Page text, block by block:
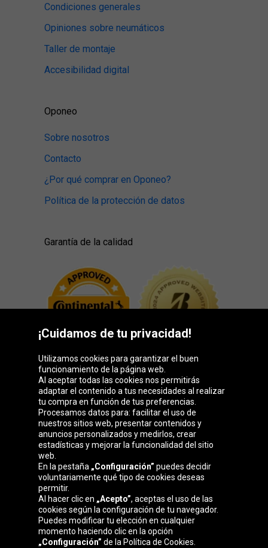
Condiciones generales
Opiniones sobre neumáticos
Taller de montaje
Accesibilidad digital
Oponeo
Sobre nosotros
Contacto
¿Por qué comprar en Oponeo?
Política de la protección de datos
Garantía de la calidad
Grupo Oponeo
Belgique
republika
France Italia Magyarország Nederland
¡Cuidamos de tu privacidad!
Utilizamos cookies para garantizar el buen
funcionamiento de la página web.
Al aceptar todas las cookies nos permitirás
adaptar el contenido a tus necesidades al realizar
tu compra en función de tus preferencias.
Procesamos datos para: facilitar el uso de
nuestros sitios web, presentar contenidos y
anuncios personalizados y medirlos, crear
estadísticas y mejorar la funcionalidad del sitio
web.
En la pestaña „Configuración” puedes decidir
voluntariamente qué tipo de cookies deseas
permitir.
Al hacer clic en „Acepto”, aceptas el uso de las
cookies según la configuración de tu navegador.
Puedes modificar tu elección en cualquier
momento haciendo clic en la opción
„Configuración” de la Política de Cookies.